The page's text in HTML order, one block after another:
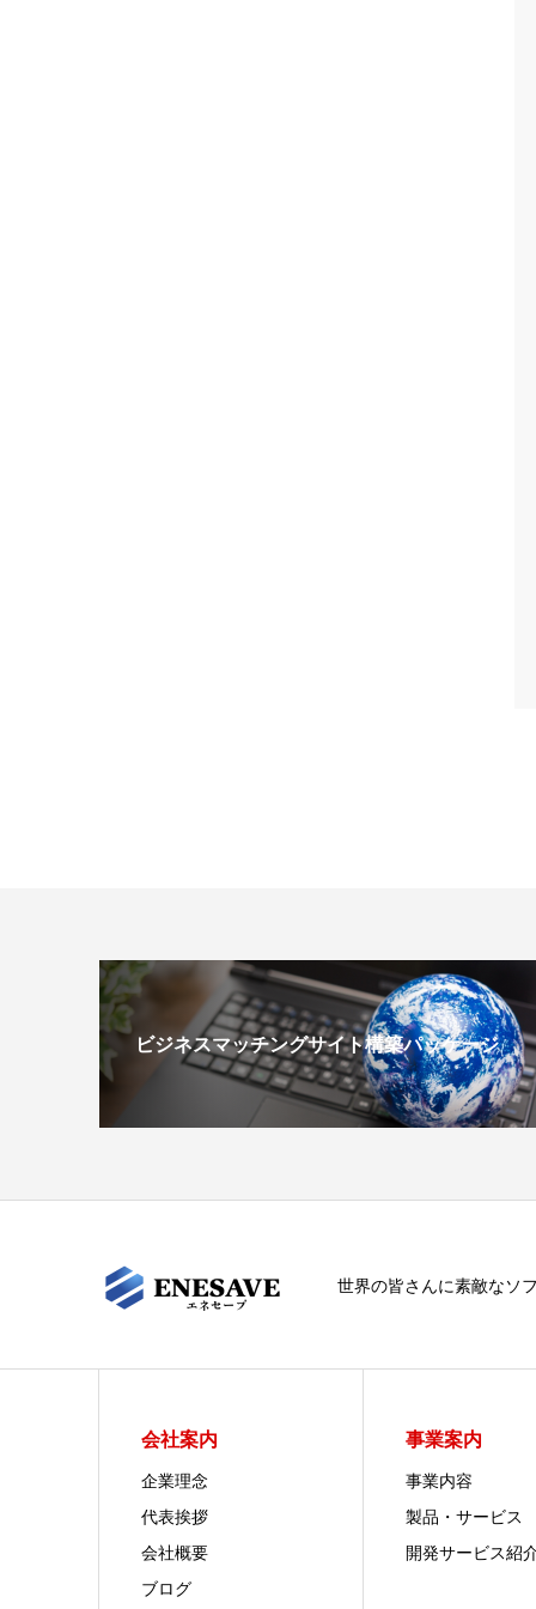
ビジネスマッチングサイト構築パッケージ
世界の皆さんに素敵なソ
会社案内
企業理念
代表挨拶
会社概要
ブログ
事業案内
事業内容
製品・サービス
開発サービス紹